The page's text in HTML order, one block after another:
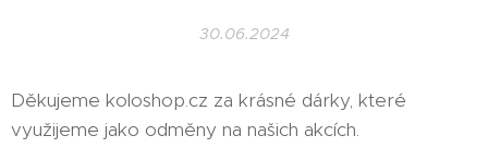
30.06.2024
Děkujeme koloshop.cz za krásné dárky, které
využijeme jako odměny na našich akcích.